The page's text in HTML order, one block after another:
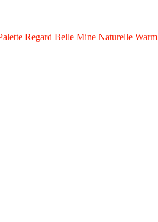
Regard Belle Mine Naturelle Warm